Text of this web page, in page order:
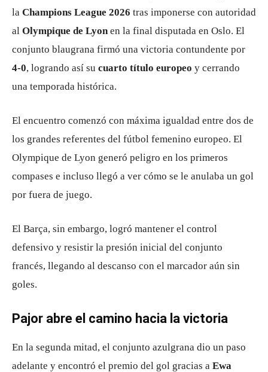
la Champions League 2026 tras imponerse con autoridad
al Olympique de Lyon en la final disputada en Oslo. El
conjunto blaugrana firmó una victoria contundente por
4-0, logrando así su cuarto título europeo y cerrando
una temporada histórica.
El encuentro comenzó con máxima igualdad entre dos de
los grandes referentes del fútbol femenino europeo. El
Olympique de Lyon generó peligro en los primeros
compases e incluso llegó a ver cómo se le anulaba un gol
por fuera de juego.
El Barça, sin embargo, logró mantener el control
defensivo y resistir la presión inicial del conjunto
francés, llegando al descanso con el marcador aún sin
goles.
Pajor abre el camino hacia la victoria
En la segunda mitad, el conjunto azulgrana dio un paso
adelante y encontró el premio del gol gracias a Ewa